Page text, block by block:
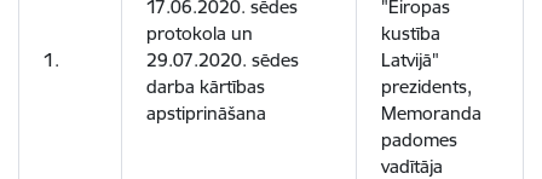
1.
17.06.2020. sēdes
protokola un
29.07.2020. sēdes
darba kārtības
apstiprināšana
"Eiropas
kustība
Latvijā"
prezidents,
Memoranda
padomes
vadītāja